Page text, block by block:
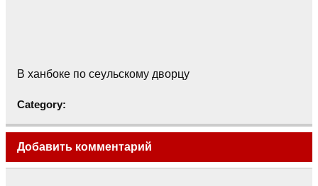
В ханбоке по сеульскому дворцу
Category:
Добавить комментарий